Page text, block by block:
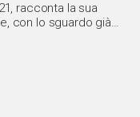
racconta la sua
con lo sguardo già